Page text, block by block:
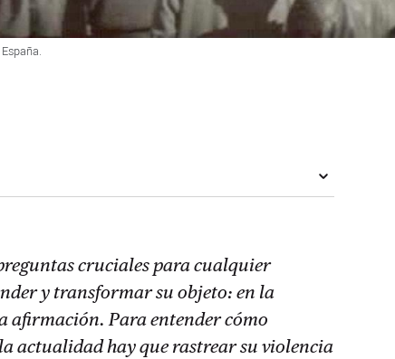
cruciales para cualquier
y transformar su objeto: en la
afirmación. Para entender cómo
actualidad hay que rastrear su violencia